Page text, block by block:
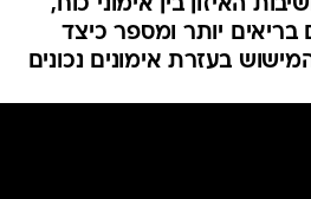
האיזון בין אימוני כוח,
בריאים יותר ומספר כיצד
בעזרת אימונים נכונים